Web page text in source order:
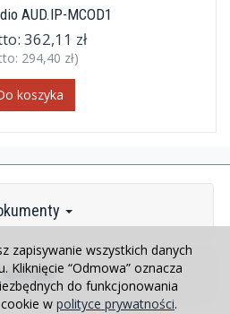
AUD.IP-MCOD1
362,11 zł
294,40 zł)
koszyka
Kontakt
zapisywanie wszystkich danych
Kliknięcie “Odmowa” oznacza
do funkcjonowania
w polityce prywatności.